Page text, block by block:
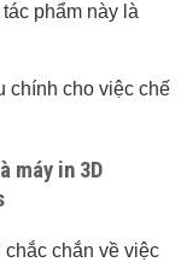
phẩm này là
chính cho việc chế
máy in 3D
chắc chắn về việc